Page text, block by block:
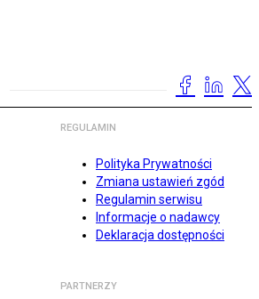
REGULAMIN
Polityka Prywatności
Zmiana ustawień zgód
Regulamin serwisu
Informacje o nadawcy
Deklaracja dostępności
PARTNERZY